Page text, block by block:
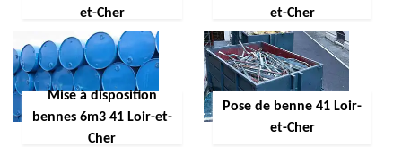
et-Cher
et-Cher
Mise à disposition
bennes 6m3 41 Loir-et-
Cher
Pose de benne 41 Loir-
et-Cher